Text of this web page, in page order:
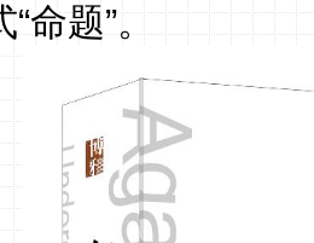
“命题”。